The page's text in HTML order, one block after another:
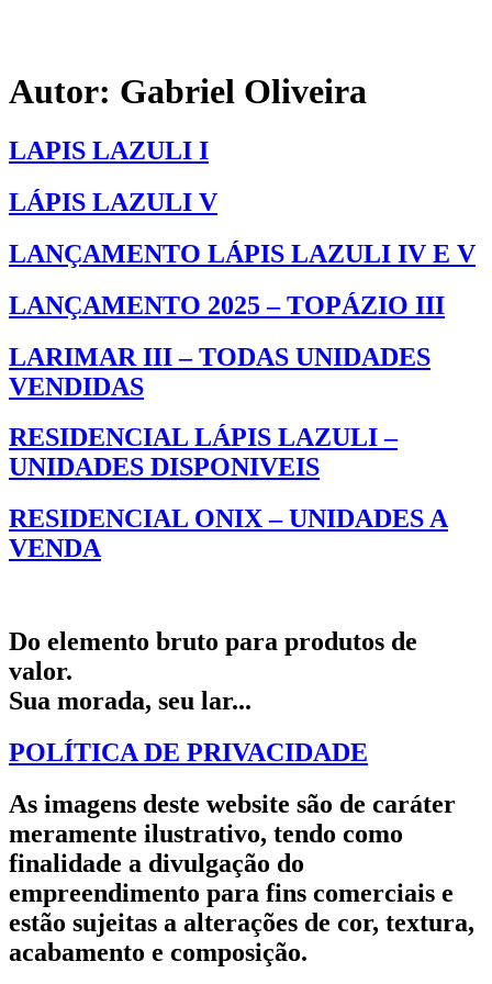
Autor: Gabriel Oliveira
LAPIS LAZULI I
LÁPIS LAZULI V
LANÇAMENTO LÁPIS LAZULI IV E V
LANÇAMENTO 2025 – TOPÁZIO III
LARIMAR III – TODAS UNIDADES
VENDIDAS
RESIDENCIAL LÁPIS LAZULI –
UNIDADES DISPONIVEIS
RESIDENCIAL ONIX – UNIDADES A
VENDA
Do elemento bruto para produtos de
valor.
Sua morada, seu lar...
POLÍTICA DE PRIVACIDADE
As imagens deste website são de caráter
meramente ilustrativo, tendo como
finalidade a divulgação do
empreendimento para fins comerciais e
estão sujeitas a alterações de cor, textura,
acabamento e composição.